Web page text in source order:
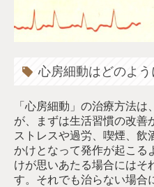
心房細動はどのよ
「心房細動」の治療方法
が、まずは生活習慣の改善
ストレスや過労、喫煙、飲
かけとなって発作が起こる
けが思いあたる場合にはそ
す。それでも治らない場合